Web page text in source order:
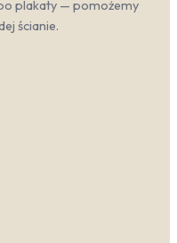
plakaty — pomożemy
ścianie.